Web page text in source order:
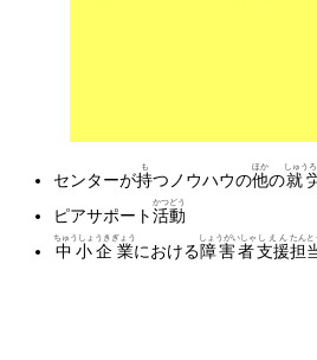
センターが持
も
つノウハウの他
ほか
の就
しゅうろ
ピアサポート活動
かつどう
中小企業
ちゅうしょうきぎょう
における障害者
しょうがいしゃ
支援
しえん
担
たんと